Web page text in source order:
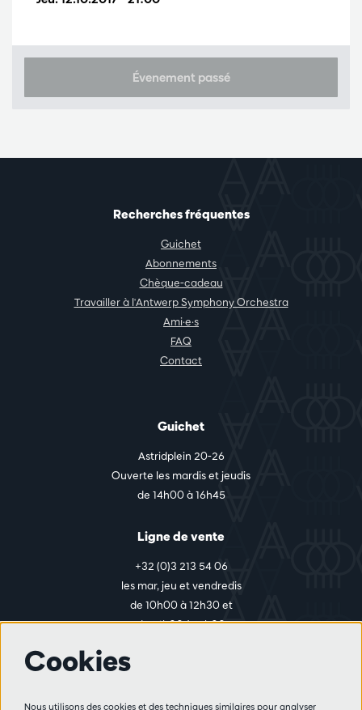
Évenement passé
Recherches fréquentes
Guichet
Abonnements
Chèque-cadeau
Travailler à l'Antwerp Symphony Orchestra
Ami·e·s
FAQ
Contact
Guichet
Astridplein 20-26
Ouverte les mardis et jeudis
de 14h00 à 16h45
Ligne de vente
+32 (0)3 213 54 06
les mar, jeu et vendredis
de 10h00 à 12h30 et
de 14h00 à 17h00
Cookies
Nous utilisons des cookies et des techniques similaires pour analyser